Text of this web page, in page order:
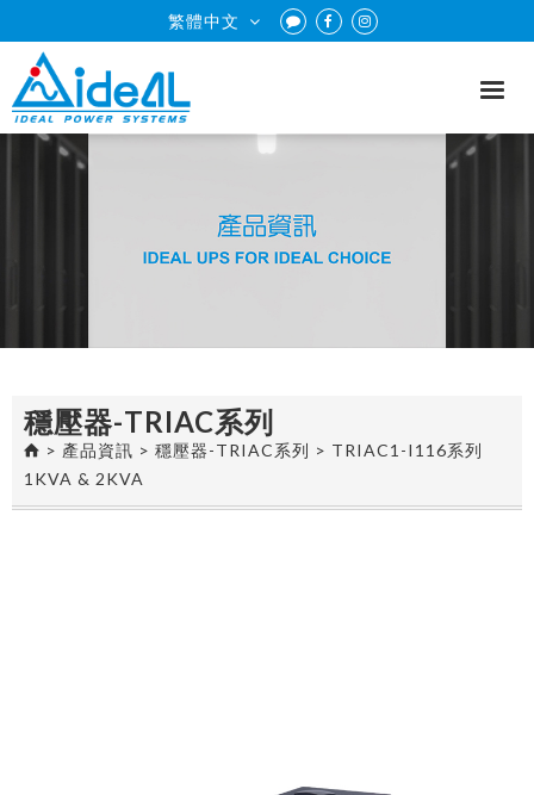
繁體中文
穩壓器-TRIAC系列
> 產品資訊 > 穩壓器-TRIAC系列 > TRIAC1-I116系列
1KVA & 2KVA